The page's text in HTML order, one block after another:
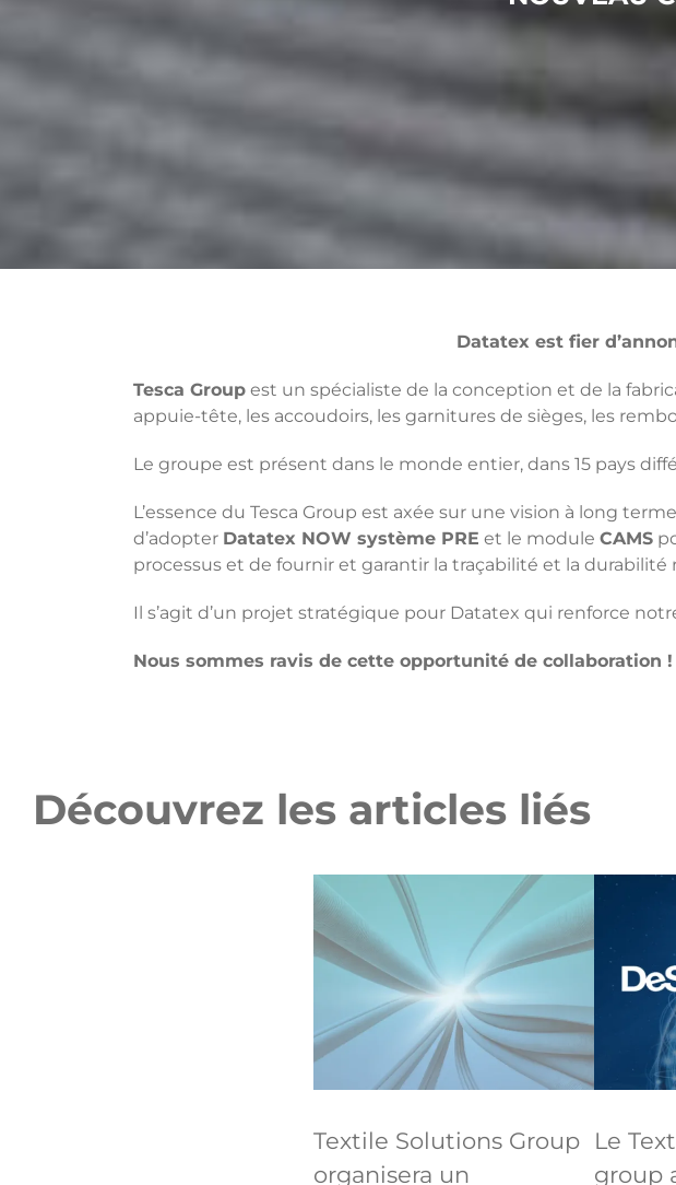
Datatex est fier
Tesca Group est un spécialiste de la conception et de la
appuie-tête, les accoudoirs, les garnitures de sièges, les
Le groupe est présent dans le monde entier, dans 15 pays
L’essence du Tesca Group est axée sur une vision à long
d’adopter Datatex NOW système PRE et le module CAMS
processus et de fournir et garantir la traçabilité et la durabilité
Il s’agit d’un projet stratégique pour Datatex qui renforce
Nous sommes ravis de cette opportunité de collaboration !
Découvrez les articles liés
Textile Solutions Group
organisera un
Le
group